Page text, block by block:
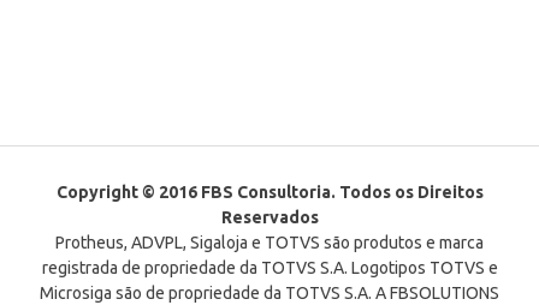
Copyright © 2016 FBS Consultoria. Todos os Direitos
Reservados
Protheus, ADVPL, Sigaloja e TOTVS são produtos e marca
registrada de propriedade da TOTVS S.A. Logotipos TOTVS e
Microsiga são de propriedade da TOTVS S.A. A FBSOLUTIONS